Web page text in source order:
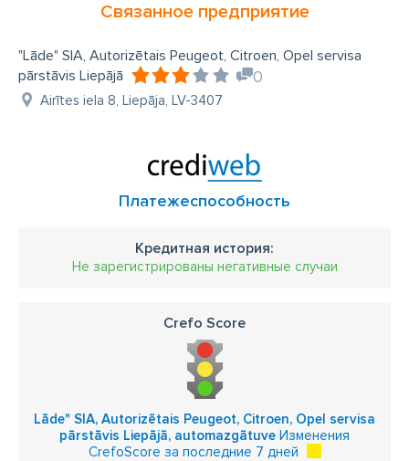
Связанное предприятие
"Lāde" SIA, Autorizētais Peugeot, Citroen, Opel servisa
pārstāvis Liepājā
0
Airītes iela 8, Liepāja, LV-3407
Платежеспособность
Кредитная история:
Не зарегистрированы негативные случаи
Crefo Score
Lāde" SIA, Autorizētais Peugeot, Citroen, Opel servisa
pārstāvis Liepājā, automazgātuve Изменения
CrefoScore за последние 7 дней